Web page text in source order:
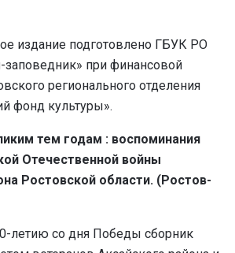
издание подготовлено ГБУК РО
заповедник» при финансовой
регионального отделения
фонд культуры».
тем годам : воспоминания
Отечественной войны
Ростовской области. (Ростов-
летию со дня Победы сборник